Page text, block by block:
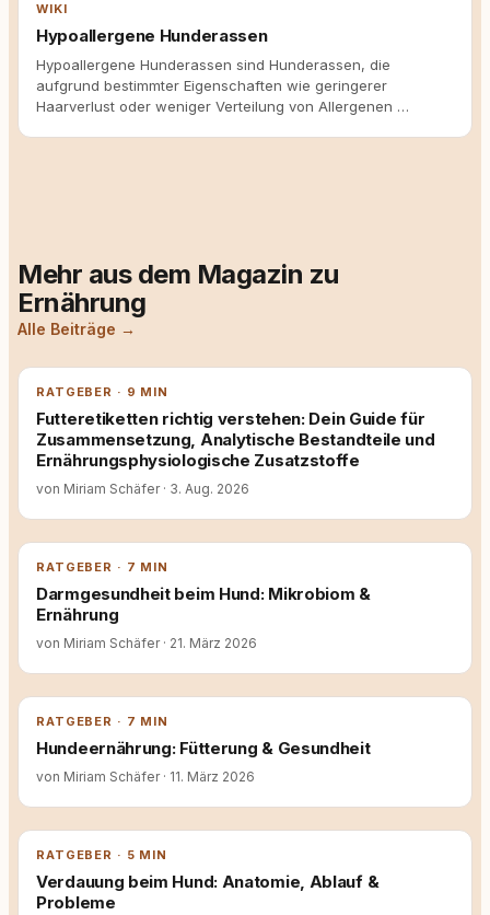
WIKI
Hypoallergene Hunderassen
Hypoallergene Hunderassen sind Hunderassen, die
aufgrund bestimmter Eigenschaften wie geringerer
Haarverlust oder weniger Verteilung von Allergenen …
Mehr aus dem Magazin zu
Ernährung
Alle Beiträge →
RATGEBER · 9 MIN
Futteretiketten richtig verstehen: Dein Guide für
Zusammensetzung, Analytische Bestandteile und
Ernährungsphysiologische Zusatzstoffe
von Miriam Schäfer · 3. Aug. 2026
RATGEBER · 7 MIN
Darmgesundheit beim Hund: Mikrobiom &
Ernährung
von Miriam Schäfer · 21. März 2026
RATGEBER · 7 MIN
Hundeernährung: Fütterung & Gesundheit
von Miriam Schäfer · 11. März 2026
RATGEBER · 5 MIN
Verdauung beim Hund: Anatomie, Ablauf &
Probleme